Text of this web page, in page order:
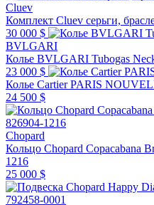
Cluev
Комплект Cluev
30 000 $
BVLGARI
Колье BVLGARI Tubogas
23 000 $
Колье Cartier PARIS
24 500 $
Chopard
Кольцо Chopard Copacabana
1216
25 000 $